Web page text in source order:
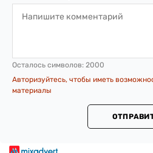
Осталось символов: 2000
Авторизуйтесь, чтобы иметь
материалы